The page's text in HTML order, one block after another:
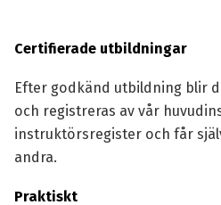
Certifierade utbildningar
Efter godkänd utbildning blir
och registreras av vår
instruktörsregister och får
andra.
Praktiskt